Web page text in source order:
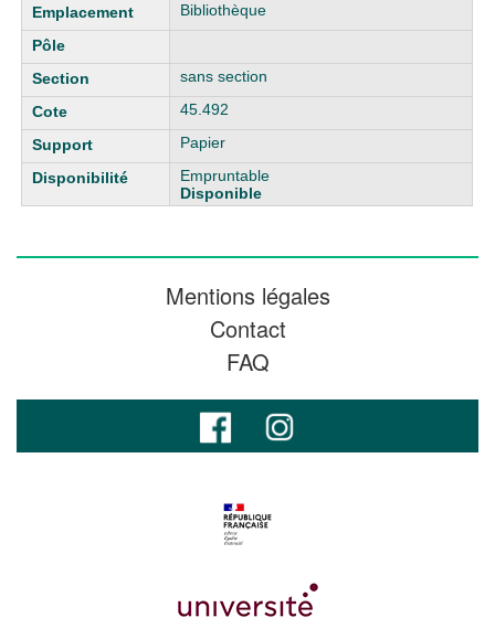
Bibliothèque
sans section
45.492
Papier
Empruntable
Disponible
Mentions légales
Contact
FAQ